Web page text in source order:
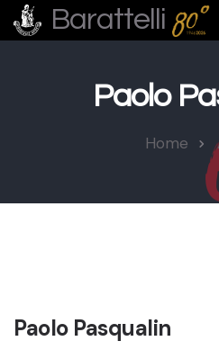
Barattelli
Paolo
Home
Paolo Pasqualin